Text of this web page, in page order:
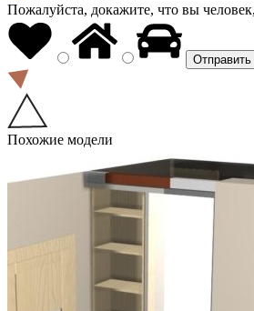
Пожалуйста, докажите, что вы
Похожие модели